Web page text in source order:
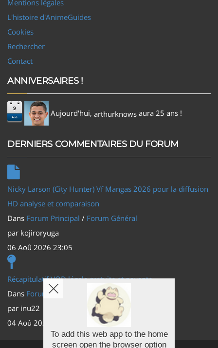
Mentions légales
L'histoire d'AnimeGuides
Cookies
Rechercher
Contact
ANNIVERSAIRES !
9
Aoû Aujourd'hui, arthurknows aura 25 ans !
DERNIERS COMMENTAIRES DU FORUM
Nicky Larson (City Hunter) Vf Mangas 2026 pour la diffusion
HD analyse et comparaison
Dans Forum Principal / Forum Général
par kojiroryuga
06 Aoû 2026 23:05
Récapitulatif VOD légale gratuite et payante
Dans Forum Principal
Actus (TV, vidéo, web)
par inu22
04 Aoû 2026 20:30
To add this web app to the home
screen open the browser option